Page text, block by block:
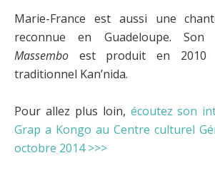
Marie-France est aussi une
reconnue en Guadeloupe. Son
Massembo est produit en
traditionnel Kan’nida.
Pour allez plus loin, écoutez son
Grap a Kongo au Centre culturel
octobre 2014 >>>